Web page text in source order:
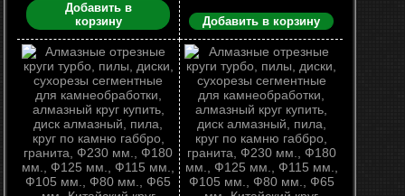
Добавить в
корзину
Добавить в корзину